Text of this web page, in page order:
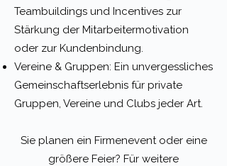
Teambuildings und Incentives zur
Stärkung der Mitarbeitermotivation
oder zur Kundenbindung.
Vereine & Gruppen: Ein unvergessliches
Gemeinschaftserlebnis für private
Gruppen, Vereine und Clubs jeder Art.
Sie planen ein Firmenevent oder eine
größere Feier? Für weitere